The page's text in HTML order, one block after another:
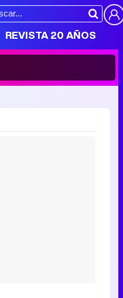
REVISTA 20 AÑOS